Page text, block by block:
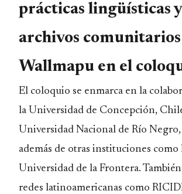
prácticas lingüísticas y
archivos
Wallmapu en el
El coloquio se enmarca en la
la Universidad de Concepción,
Universidad Nacional de Río
además de otras instituciones como
Universidad de la Frontera.
redes latinoamericanas como